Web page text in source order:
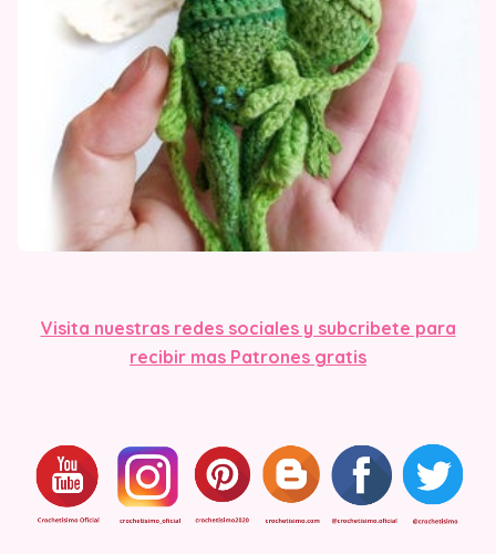
Visita nuestras redes sociales y subcribete para
recibir mas Patrones gratis